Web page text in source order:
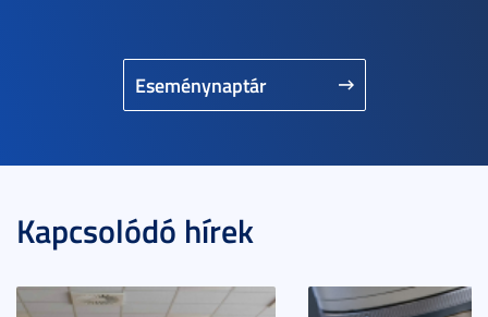
Eseménynaptár
Kapcsolódó hírek